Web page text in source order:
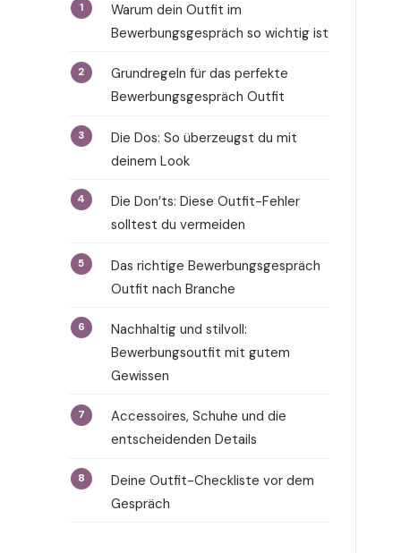
Warum dein Outfit im
Bewerbungsgespräch so wichtig ist
Grundregeln für das perfekte
Bewerbungsgespräch Outfit
Die Dos: So überzeugst du mit
deinem Look
Die Don’ts: Diese Outfit-Fehler
solltest du vermeiden
Das richtige Bewerbungsgespräch
Outfit nach Branche
Nachhaltig und stilvoll:
Bewerbungsoutfit mit gutem
Gewissen
Accessoires, Schuhe und die
entscheidenden Details
Deine Outfit-Checkliste vor dem
Gespräch